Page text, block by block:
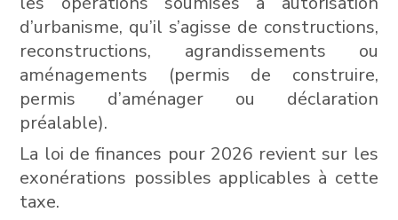
d’urbanisme, qu’il s’agisse de constructions,
reconstructions, agrandissements ou
aménagements (permis de construire,
permis d’aménager ou déclaration
préalable).
La loi de finances pour 2026 revient sur les
exonérations possibles applicables à cette
taxe.